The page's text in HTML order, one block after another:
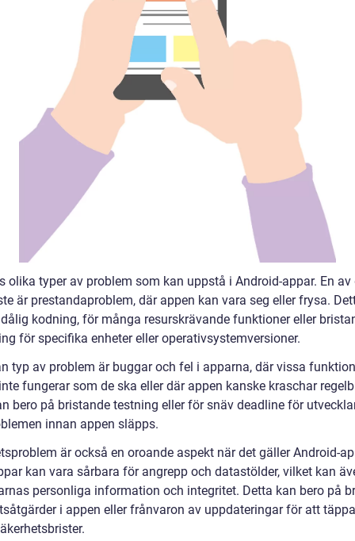
olika typer av problem som kan uppstå i Android-appar. En av
är prestandaproblem, där appen kan vara seg eller frysa.
kodning, för många resurskrävande funktioner eller
för specifika enheter eller operativsystemversioner.
typ av problem är buggar och fel i apparna, där vissa
fungerar som de ska eller där appen kanske kraschar
bero på bristande testning eller för snäv deadline för
innan appen släpps.
är också en oroande aspekt när det gäller Android-
kan vara sårbara för angrepp och datastölder, vilket kan
personliga information och integritet. Detta kan bero på
i appen eller frånvaron av uppdateringar för att